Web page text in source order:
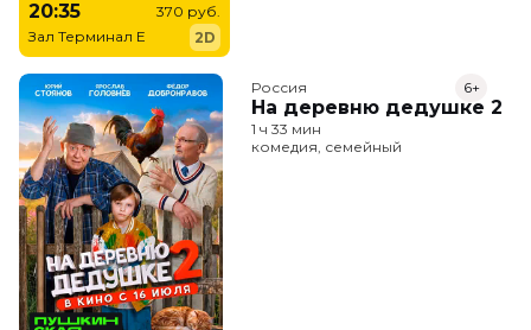
20:35
Зал Терминал E
370 руб.
2D
Россия
На деревню дедушке 2
6+
1 ч 33 мин
комедия, семейный